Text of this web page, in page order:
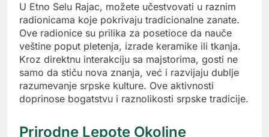
U Etno Selu Rajac, možete učestvovati u raznim
radionicama koje pokrivaju tradicionalne zanate.
Ove radionice su prilika za posetioce da nauče
veštine poput pletenja, izrade keramike ili tkanja.
Kroz direktnu interakciju sa majstorima, gosti ne
samo da stiču nova znanja, već i razvijaju dublje
razumevanje srpske kulture. Ove aktivnosti
doprinose bogatstvu i raznolikosti srpske tradicije.
Prirodne Lepote Okoline